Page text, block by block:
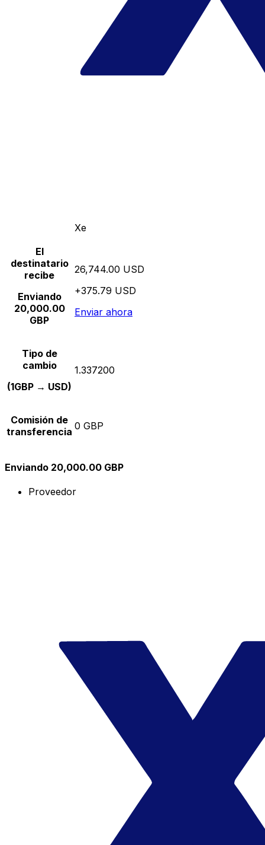
Xe
El
destinatario
recibe
Enviando
20,000.00
GBP
26,744.00 USD
+375.79 USD
Enviar ahora
Tipo de
cambio
(1GBP → USD)
1.337200
Comisión de
transferencia 0 GBP
Enviando 20,000.00 GBP
Proveedor